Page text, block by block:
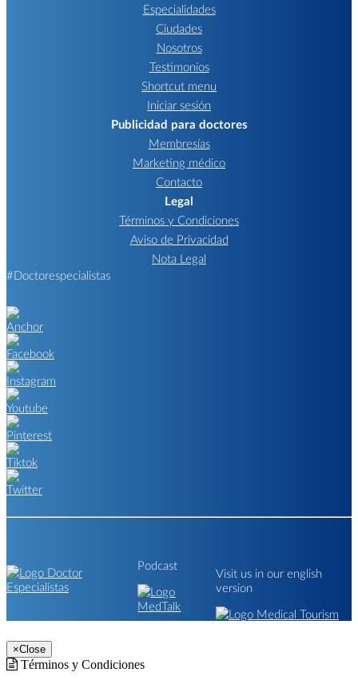
Especialidades
Ciudades
Nosotros
Testimonios
Shortcut menu
Iniciar sesión
Publicidad para doctores
Membresías
Marketing médico
Contacto
Legal
Términos y Condiciones
Aviso de Privacidad
Nota Legal
#Doctorespecialistas
Podcast
Visit us in our english
version
×Close
Términos y Condiciones